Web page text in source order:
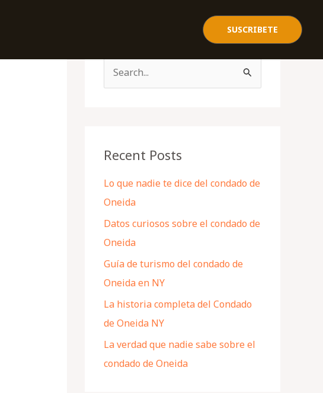
SUSCRIBETE
c
f
o
r
:
Recent Posts
Lo que nadie te dice del condado de
Oneida
Datos curiosos sobre el condado de
Oneida
Guía de turismo del condado de
Oneida en NY
La historia completa del Condado
de Oneida NY
La verdad que nadie sabe sobre el
condado de Oneida